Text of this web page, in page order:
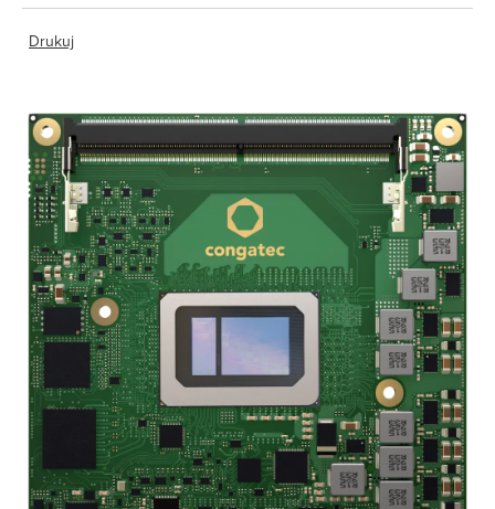
Drukuj